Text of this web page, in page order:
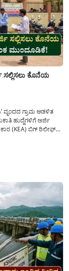
ಸಲ್ಲಿಸಲು ಕೊನೆಯ
ವೃಂದದ ಗ್ರಾಮ ಆಡಳಿತ
ಹುದ್ದೆಗಳಿಗೆ ಅರ್ಜಿ
(KEA) ಬಿಗ್ ರಿಲೀಫ್